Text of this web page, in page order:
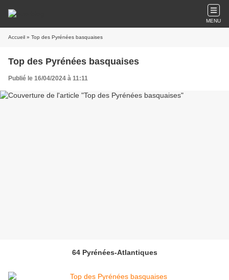
MENU
Accueil » Top des Pyrénées basquaises
Top des Pyrénées basquaises
Publié le 16/04/2024 à 11:11
64 Pyrénées-Atlantiques